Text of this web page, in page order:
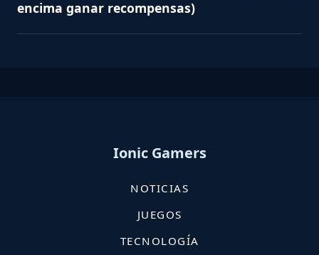
encima ganar recompensas)
Ionic Gamers
NOTICIAS
JUEGOS
TECNOLOGÍA